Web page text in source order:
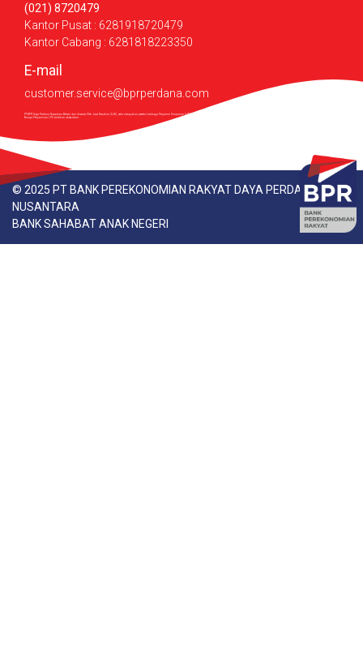
(021) 8720479
Kantor Pusat : 6281918720479
Kantor Cabang : 6281818223350
E-mail
customer.service@bprperdana.com
PT BPR Daya Perdana Nusantara Berizin dan diawasi Oleh Jasa Keuakan (OJK), serta merupakan peserta Lembaga Penjamin Simpanan (LPS) Maksimum nilai simpanan yang dijamin LPS per nasabah per bank adalah Rp2 miliar. Untuk mengetahui Tingkat
Bunga Penjaminan LPS silahkan akses
disini.
© 2025 PT BANK PEREKONOMIAN RAKYAT DAYA PERDANA
NUSANTARA
BANK SAHABAT ANAK NEGERI